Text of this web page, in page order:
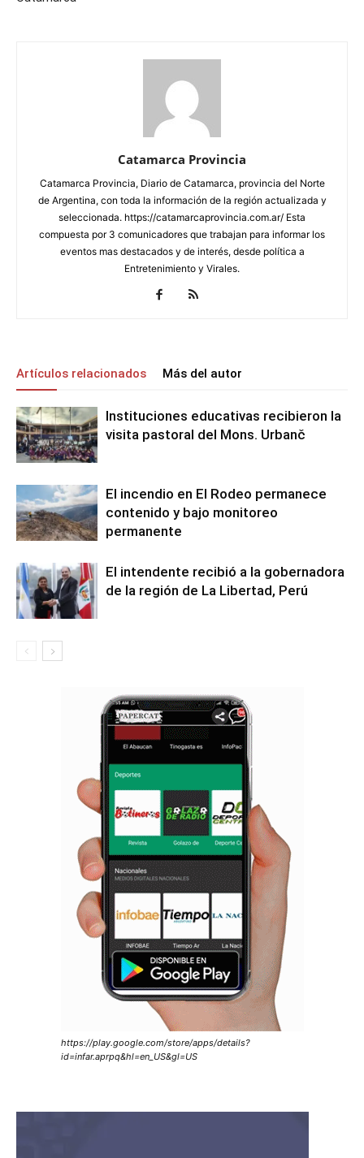
Catamarca Provincia
Catamarca Provincia, Diario de Catamarca, provincia del Norte
de Argentina, con toda la información de la región actualizada y
seleccionada. https://catamarcaprovincia.com.ar/ Esta
compuesta por 3 comunicadores que trabajan para informar los
eventos mas destacados y de interés, desde política a
Entretenimiento y Virales.
Artículos relacionados Más del autor
Instituciones educativas recibieron la
visita pastoral del Mons. Urbanč
El incendio en El Rodeo permanece
contenido y bajo monitoreo
permanente
El intendente recibió a la gobernadora
de la región de La Libertad, Perú
https://play.google.com/store/apps/details?
id=infar.aprpq&hl=en_US&gl=US